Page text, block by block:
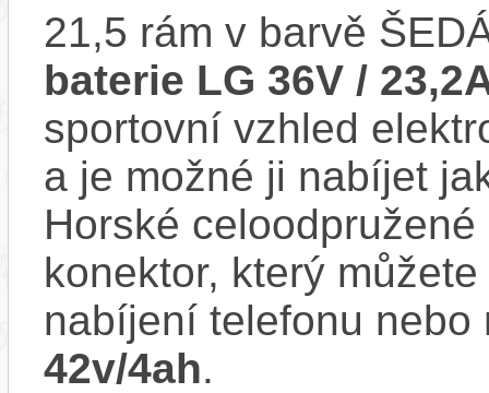
21,5 rám v barvě
baterie LG 36V /
sportovní vzhled
a je možné ji nabíjet
Horské
konektor, který
nabíjení telefonu
42v/4ah.